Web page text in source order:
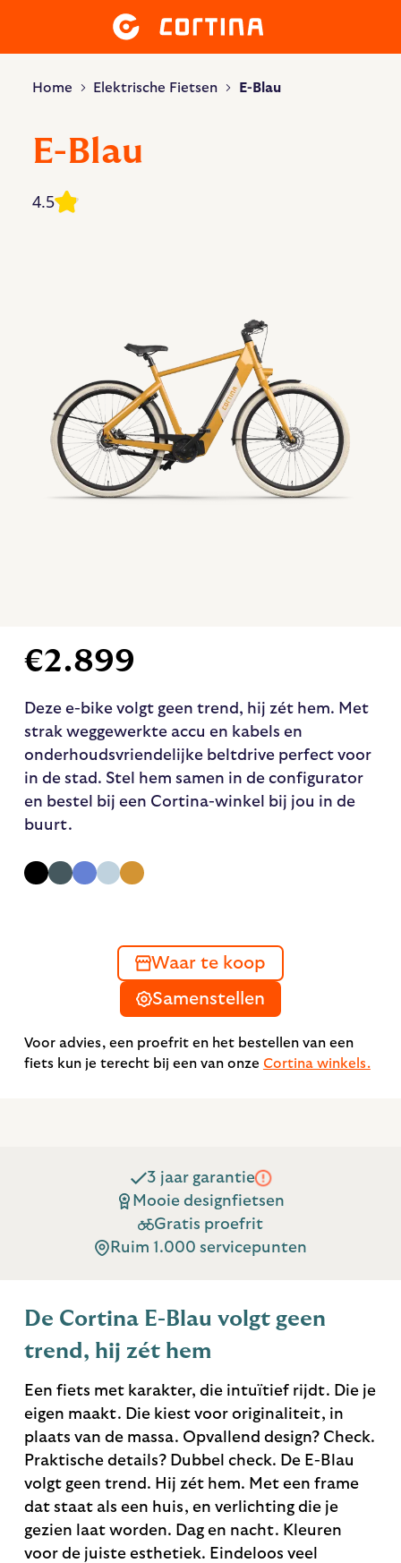
Home Elektrische Fietsen E-Blau
E-Blau
4.5
€2.899
Deze e-bike volgt geen trend, hij zét hem. Met
strak weggewerkte accu en kabels en
onderhoudsvriendelijke beltdrive perfect voor
in de stad. Stel hem samen in de configurator
en bestel bij een Cortina-winkel bij jou in de
buurt.
Waar te koop
Samenstellen
Voor advies, een proefrit en het bestellen van een
fiets kun je terecht bij een van onze Cortina winkels.
3 jaar garantie
Mooie designfietsen
Gratis proefrit
Ruim 1.000 servicepunten
De Cortina E-Blau volgt geen
trend, hij zét hem
Een fiets met karakter, die intuïtief rijdt. Die je
eigen maakt. Die kiest voor originaliteit, in
plaats van de massa. Opvallend design? Check.
Praktische details? Dubbel check. De E-Blau
volgt geen trend. Hij zét hem. Met een frame
dat staat als een huis, en verlichting die je
gezien laat worden. Dag en nacht. Kleuren
voor de juiste esthetiek. Eindeloos veel